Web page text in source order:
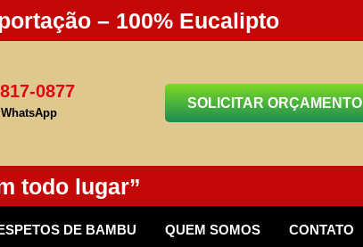
– 100% Eucalipto
0877
SOLICITAR ORÇAMENTO
todo lugar”
ESPETOS DE BAMBU QUEM SOMOS CONTATO